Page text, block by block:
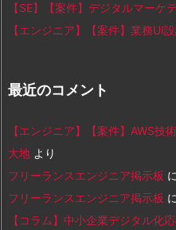
【SE】【案件】デジタルマーケ
【エンジニア】【案件】業務UI
最近のコメント
【エンジニア】【案件】AWS技
大地 より
フリーランスエンジニア掲示板 に
フリーランスエンジニア掲示板 に
【コラム】中小企業デジタル化